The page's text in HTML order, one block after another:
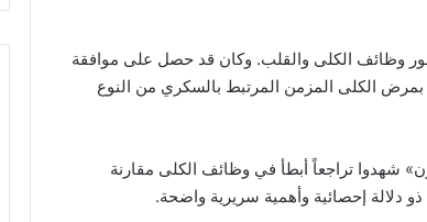
وظائف الكلى والقلب. وكان قد حصل على موافقة
لعلاج المرضى المصابين بمرض الكلى المزمن المرتبط بالسكري من النوع
شهدوا تراجعاً أبطأ في وظائف الكلى مقارنة
دلالة إحصائية وأهمية سريرية واضحة.